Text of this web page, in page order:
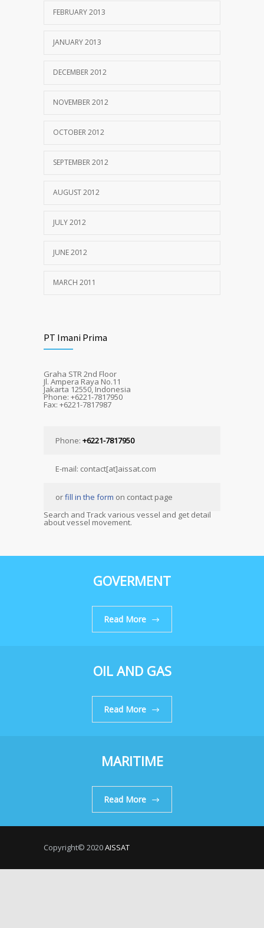
FEBRUARY 2013
JANUARY 2013
DECEMBER 2012
NOVEMBER 2012
OCTOBER 2012
SEPTEMBER 2012
AUGUST 2012
JULY 2012
JUNE 2012
MARCH 2011
PT Imani Prima
Graha STR 2nd Floor
Jl. Ampera Raya No.11
Jakarta 12550, Indonesia
Phone: +6221-7817950
Fax: +6221-7817987
Phone: +6221-7817950
E-mail: contact[at]aissat.com
orfill in the form on contact page
Search and Track various vessel and get detail
about vessel movement.
GOVERMENT
Read More
OIL AND GAS
Read More
MARITIME
Read More
Copyright© 2020AISSAT